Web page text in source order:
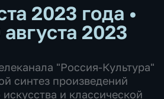
2023 года •
2023
"Россия-Культура"
синтез произведений
и классической